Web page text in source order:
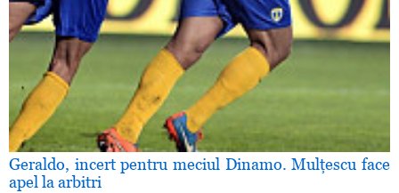
Geraldo, incert pentru meciul Dinamo. Mulţescu face
apel la arbitri